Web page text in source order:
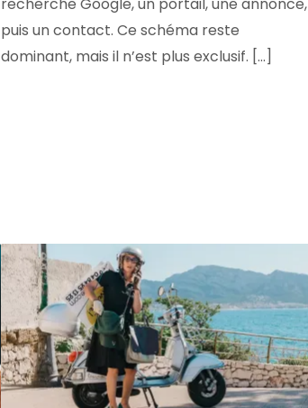
puis un contact. Ce schéma reste
dominant, mais il n’est plus exclusif. [...]